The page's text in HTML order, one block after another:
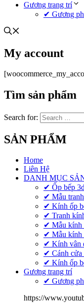
Gương trang trí
✔ Gương
My account
Tìm sản phẩm
Search for:
SẢN PHẨM
Home
Liên Hệ
DANH MỤC
✔ Ốp bếp
✔ Mẫu
✔ Kính ốp
✔ Tranh
✔ Mẫu kính
✔ Mẫu kính
✔ Kính vân
✔ Cánh cửa
✔ Kính ốp
Gương trang trí
✔ Gương
https://